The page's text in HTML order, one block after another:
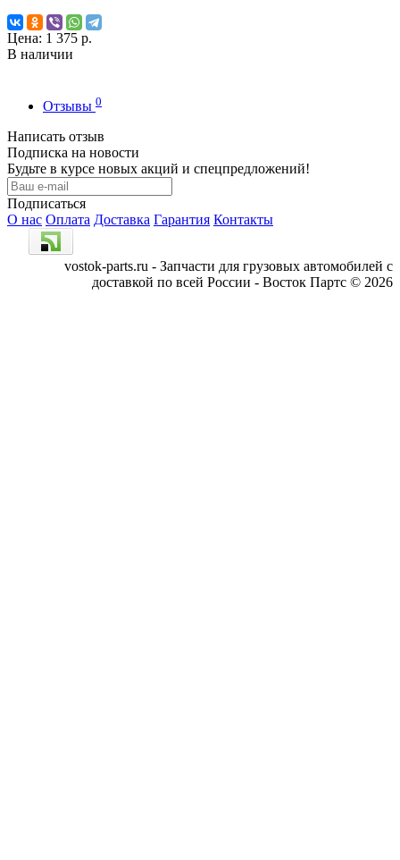
Цена: 1 375 р.
В наличии
Отзывы 0
Написать отзыв
Подписка на новости
Будьте в курсе новых акций и спецпредложений!
Подписаться
О нас Оплата Доставка Гарантия Контакты
vostok-parts.ru - Запчасти для грузовых автомобилей с
доставкой по всей России - Восток Партс © 2026